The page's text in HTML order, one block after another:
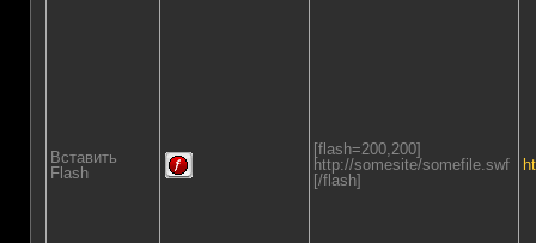
Вставить
Flash
[flash=200,200]
http://somesite/somefile.swf
[/flash]